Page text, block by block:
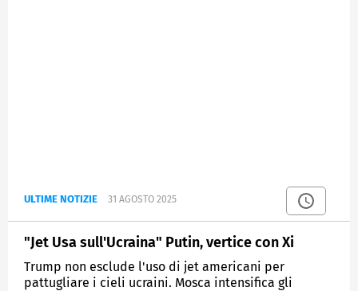
ULTIME NOTIZIE 31 AGOSTO 2025
"Jet Usa sull'Ucraina" Putin, vertice con Xi
Trump non esclude l'uso di jet americani per
pattugliare i cieli ucraini. Mosca intensifica gli